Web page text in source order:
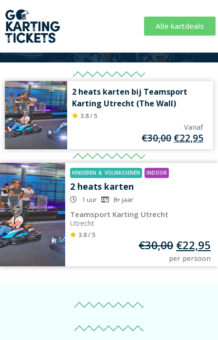
Alle kartdeals
2 heats karten bij Teamsport
Karting Utrecht (The Wall)
3.8 / 5
Vanaf
€30,00 €22,95
KINDEREN & VOLWASSENEN INDOOR
2 heats karten
1 uur 8+jaar
Teamsport Karting Utrecht
Utrecht
3.8 / 5
€30,00 €22,95
per persoon